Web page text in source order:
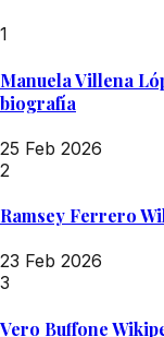
1
Manuela Villena
biografía
25 Feb 2026
2
Ramsey Ferrero
23 Feb 2026
3
Vero Buffone